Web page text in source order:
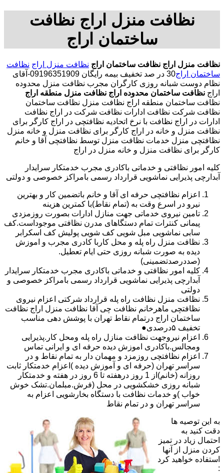
نظافت منزل اراج نظافت
ساختمان اراج
نظافت منزل اراج نظافت ساختمان اراج نظافت منزل اراج نظافت
ساختمان اراج
30 در صد تخفیف بیمه رایگان 09196351909-آقای
نظام دوست شبانه روزی کارگران مجرب نظافت منزل محدوده
اراج نظافت ساختمان محدوده اراج نظافت منزل منطقه اراج
نظافت ساختمان منطقه اراج نظافت منزل نظافت ساختمان
نظافت شرکت نظافت ادارات نظافت شرکت در اراج نظافت
ادارات در اراج نظافت با نرخ اتحادیه نظافتچی در اراج کارگر برای
نظافت منزل و خانه در اراج کارگر برای نظافت منزل و خانه منزل
نظافتچی منزل خدمات نظافت منزل توسط نظافتچی آقا و خانم
کارگر برای نظافت منزل و خانه منزل در اراج
کلیه امور نظافتی و خدماتی باکادری مجرب خدمتکار سرایدار
آبدارچی پذیرایی نماشویی قرارداد رسمی بامراکز خصوصی و دولتی
اعزام نظافتچی حرفه ای آقا و خانم باتضمین کار و بهترین
نیرو در اسرع وقت به (تمام نقاط)با کمترین هزینه
تامین نیروی خدماتی جهت منازل ادارات بصورت روزمزدی
پیمانی کنترات تمام دستگاهای مدرن نظافتی موجوداست.کف
سابی نماشویی مبل شویی کف شویی پولیش کف اسکرابر
نظافت منزل راه پله و محل کاربا کادری مجرب و اموزش
دیده به صورت شبانه روزی حتی ایام تعطیل.
(صددرصدتضمینی)
کلیه امور نظافتی و خدماتی باکادری مجرب خدمتکار سرایدار
آبدارچی پذیرایی نماشویی قرارداد رسمی بامراکز خصوصی و
دولتی
نظافت منزل نظافت راه پله قرارداد شرکتی اعزام نیروی
نظافتچی ماهرخانم نظافت چی آقا نظافت منزل اراج نظافت
ساختمان اراج درتمام نقاط تهران با پوشش دهی مناسب
تخفیف ۵درصدی●
اعزام نیروجهت نظافت منازل راه پله ومحل کار.پذیرایی
ومجالس.باکادری اموزش دیده حرفه ای و ایرانی تماس
اعزام نظافتچی روزمزد و مهمان دار به تمام نقاط و در
سراسر تهران (حرفه ای و آموزش دیده )اعزام خدمتکار ثابت
روزانه (خانم)از 1 روز درهفته تا 6 روز در هفته و خدمتکار
شبانه روزی خشکشویی در محل (فرش.مبلمان.تشک خوش
خواب )و خدمات نظافت با دستگاه بخارشویی اعزام به
سراسر تهران و در تمام نقاط
به این توصیه ها
دقت کنید به
احتمال زیاد در تمیز
کردن منزل از آنها
استفاده خواهید کرد
: